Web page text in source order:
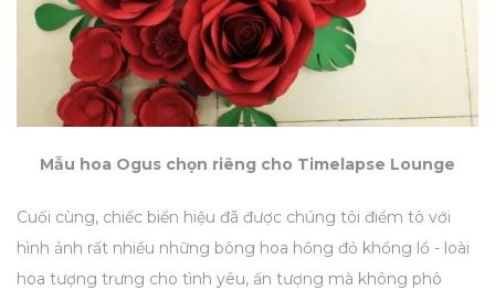
Mẫu hoa Ogus chọn riêng cho Timelapse Lounge
Cuối cùng, chiếc biển hiệu đã được chúng tôi điểm tô với
hình ảnh rất nhiều những bông hoa hồng đỏ khổng lồ - loài
hoa tượng trưng cho tình yêu, ấn tượng mà không phô